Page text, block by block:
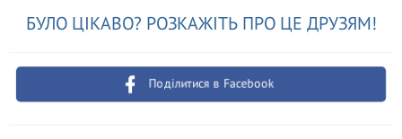
БУЛО ЦІКАВО? РОЗКАЖІТЬ ПРО ЦЕ ДРУЗЯМ!
Поділитися в Facebook